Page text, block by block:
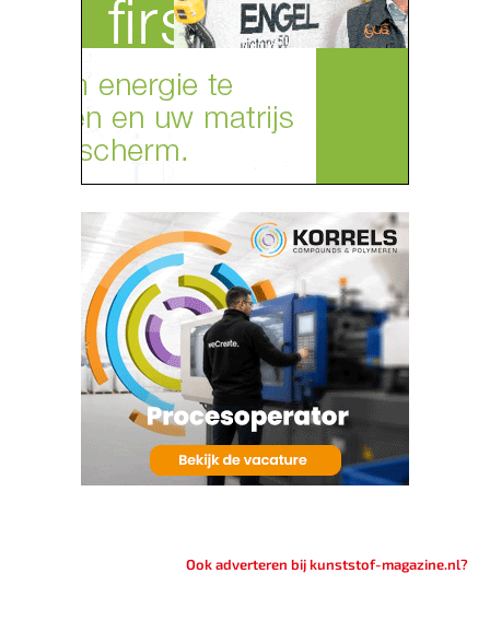
Ook adverteren bij kunststof-magazine.nl?